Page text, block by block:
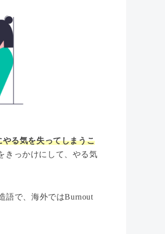
る気を失ってしまうこ
きっかけにして、やる気
語で、海外ではBurnout